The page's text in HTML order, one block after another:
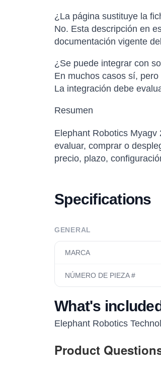
¿La página sustituye la
No. Esta descripción en
documentación vigente
¿Se puede integrar con
En muchos casos sí,
La integración debe
Resumen
Elephant Robotics
evaluar, comprar o
precio, plazo,
Specifications
GENERAL
MARCA
NÚMERO DE PIEZA #
What's
Elephant Robotics
Product